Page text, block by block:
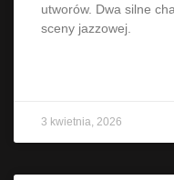
utworów. Dwa silne
sceny jazzowej.
3 kwietnia, 2026